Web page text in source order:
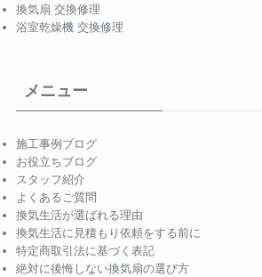
換気扇 交換修理
浴室乾燥機 交換修理
メニュー
施工事例ブログ
お役立ちブログ
スタッフ紹介
よくあるご質問
換気生活が選ばれる理由
換気生活に見積もり依頼をする前に
特定商取引法に基づく表記
絶対に後悔しない換気扇の選び方